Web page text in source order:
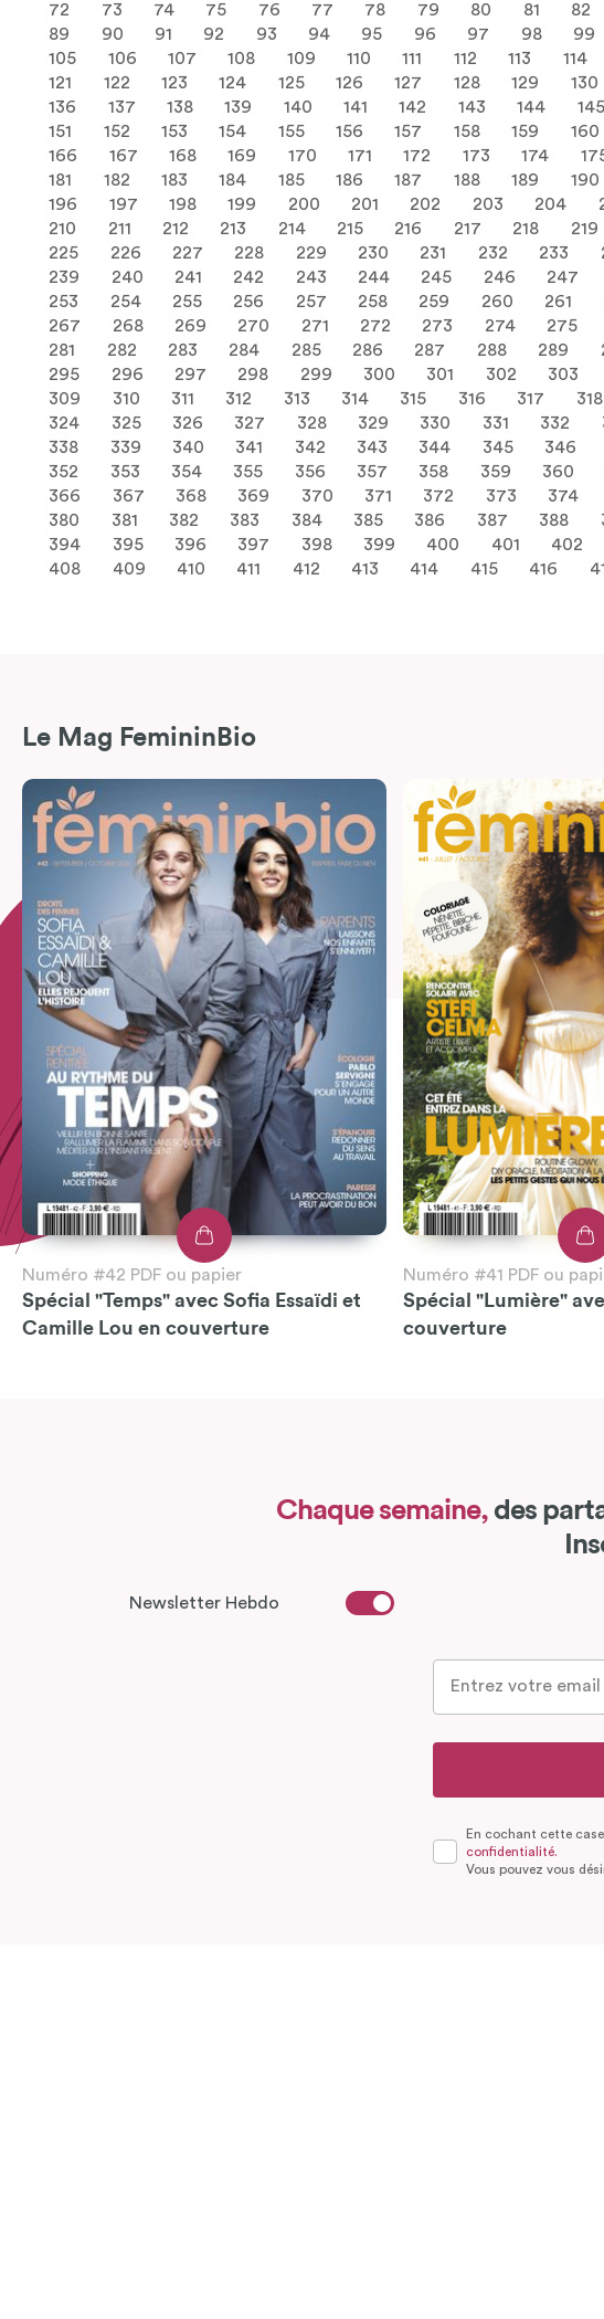
72
73 74 75 76 77 78 79 80 81 82
89
90 91 92 93 94 95 96 97 98 99
105
106 107 108 109 110 111 112 113 114
121
122 123 124 125 126 127 128 129 130
136
137 138 139 140 141 142 143 144 145
151
152 153 154 155 156 157 158 159 160
166
167 168 169 170 171 172 173 174
181
182 183 184 185 186 187 188 189 190
196
197 198 199 200 201 202 203 204
210
211 212 213 214 215 216 217 218 219
225
226 227 228 229 230 231 232 233
239
240 241 242 243 244 245 246 247
253
254 255 256 257 258 259 260 261
267
268 269 270 271 272 273 274 275
281
282 283 284 285 286 287 288 289
295
296 297 298 299 300 301 302 303
309
310 311 312 313 314 315 316 317 318
324
325 326 327 328 329 330 331 332
338
339 340 341 342 343 344 345 346
352
353 354 355 356 357 358 359 360
366
367 368 369 370 371 372 373 374
380
381 382 383 384 385 386 387 388
394
395 396 397 398 399 400 401 402
408
409 410 411 412 413 414 415 416
Le Mag FemininBio
Numéro #42 PDF ou papier
Spécial "Temps" avec Sofia Essaïdi et
Camille Lou en couverture
Numéro #41 PDF ou
Spécial "Lumière"
couverture
Chaque semaine,des
Newsletter Hebdo
En cochant cette
confidentialité.
Vous pouvez vous